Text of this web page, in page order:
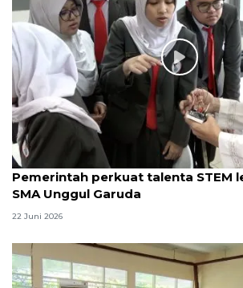
Pemerintah perkuat talenta STEM
SMA Unggul Garuda
22 Juni 2026